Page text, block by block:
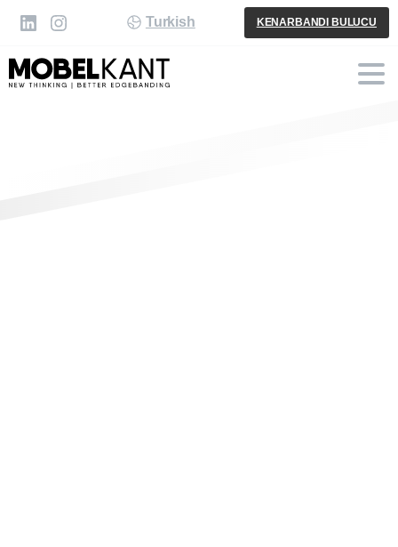
Turkish KENARBANDI BULUCU